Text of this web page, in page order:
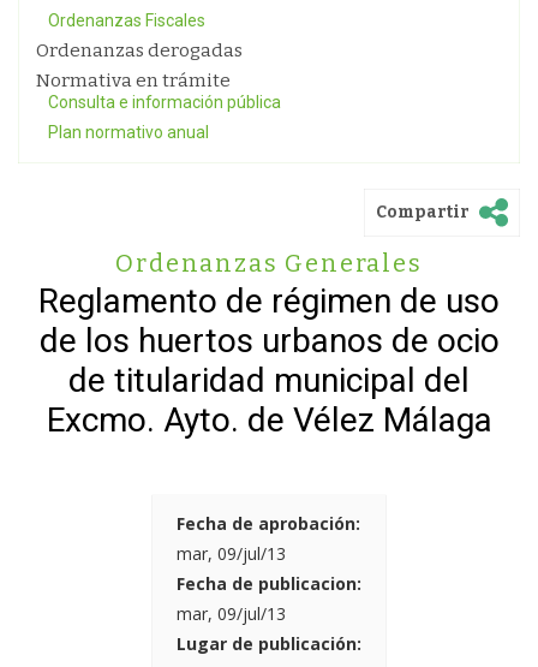
Ordenanzas Fiscales
Ordenanzas derogadas
Normativa en trámite
Consulta e información pública
Plan normativo anual
Compartir
Ordenanzas Generales
Reglamento de régimen de uso
de los huertos urbanos de ocio
de titularidad municipal del
Excmo. Ayto. de Vélez Málaga
Fecha de aprobación:
mar, 09/jul/13
Fecha de publicacion:
mar, 09/jul/13
Lugar de publicación: